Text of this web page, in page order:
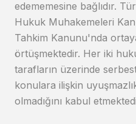
edememesine bağlıdır.
Hukuk Muhakemeleri
Tahkim Kanunu'nda
örtüşmektedir. Her iki
tarafların üzerinde
konulara ilişkin
olmadığını kabul